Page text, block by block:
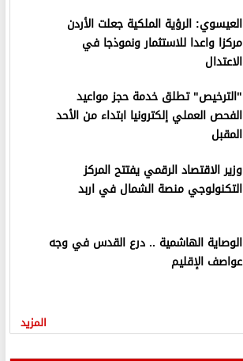
العيسوي: الرؤية الملكية جعلت الأردن
مركزا واعدا للاستثمار ونموذجا في
الاعتدال
"الترخيص" تطلق خدمة حجز مواعيد
الفحص العملي إلكترونيا ابتداء من الأحد
المقبل
وزير الاقتصاد الرقمي يفتتح المركز
التكنولوجي منصة الشمال في اربد
الوصاية الهاشمية .. درع القدس في وجه
عواصف الإقليم
المزيد